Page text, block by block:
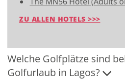
ZU ALLEN HOTELS >>>
Welche Golfplätze sind
Golfurlaub in Lagos?